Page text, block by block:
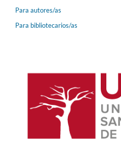
Para autores/as
Para bibliotecarios/as